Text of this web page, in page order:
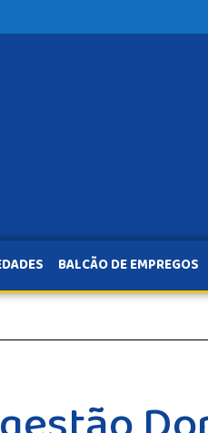
BALCÃO DE EMPREGOS